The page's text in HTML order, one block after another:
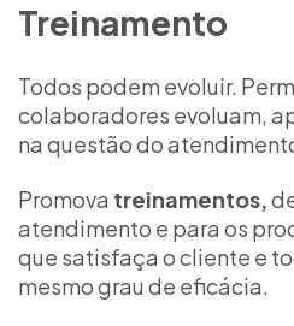
Treinamento
Todos podem evoluir.
colaboradores evoluam,
na questão do
Promova treinamentos,
atendimento e para os
que satisfaça o cliente e
mesmo grau de eficácia.